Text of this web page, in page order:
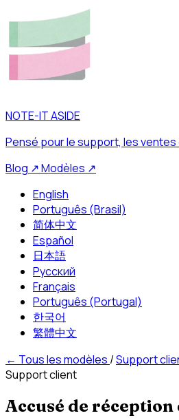
NOTE-IT ASIDE
Pensé pour le support, les ventes
Blog ↗Modèles ↗
English
Português (Brasil)
简体中文
Español
日本語
Русский
Français
Português (Portugal)
한국어
繁體中文
← Tous les modèles /Support
Support client
Accusé de